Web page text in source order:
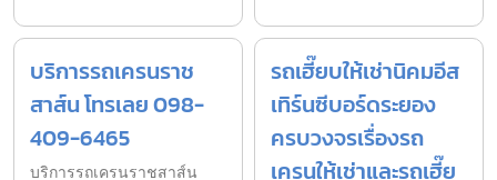
บริการรถเครนราช
สาส์น โทรเลย 098-
409-6465
บริการรถเครนราชสาส์น
รถเฮี๊ยบให้เช่านิคมอีส
เทิร์นซีบอร์ดระยอง
ครบวงจรเรื่องรถ
เครนให้เช่าและรถเฮี๊ย